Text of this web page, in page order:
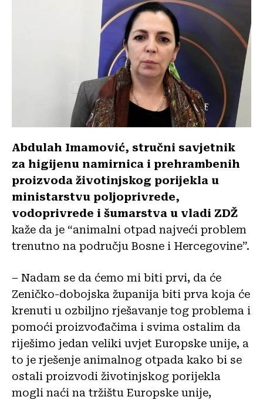
Abdulah Imamović, stručni savjetnik
za higijenu namirnica i prehrambenih
proizvoda životinjskog porijekla u
ministarstvu poljoprivrede,
vodoprivrede i šumarstva u vladi ZDŽ
kaže da je “animalni otpad najveći problem
trenutno na području Bosne i Hercegovine”.
– Nadam se da ćemo mi biti prvi, da će
Zeničko-dobojska županija biti prva koja će
krenuti u ozbiljno rješavanje tog problema i
pomoći proizvođačima i svima ostalim da
riješimo jedan veliki uvjet Europske unije, a
to je rješenje animalnog otpada kako bi se
ostali proizvodi životinjskog porijekla
mogli naći na tržištu Europske unije,